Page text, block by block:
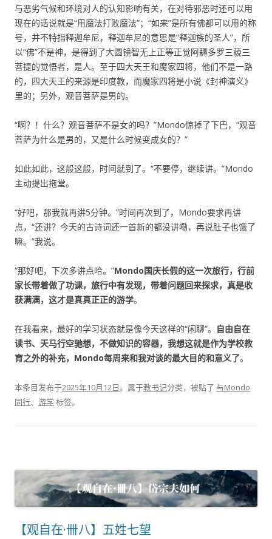
与恶劣气候和环境对人的认知影响有关，在对待邪恶时还可以用
现在的话说就是“用魔法打败魔法”；“如来”是所有佛都可以用的称
号，并不特指释迦牟尼，释迦牟尼的意思是“释迦族的圣人”，所
以“佛”不是神，是得到了大圆镜智无上正等正觉阿耨多罗三藐三
菩提的觉悟者，是人。至于四大天王和魔家四将，他们不是一路
的，四大天王的来源是印度教，而魔家四将是小说《封神演义》
里的；另外，观音菩萨是男的。
“啊？！什么？观音菩萨不是女的吗？”Mondo惊掉了下巴，“观音
菩萨为什么是男的，又是什么时候变成女的？”
如此如此，这般这般，时间就到了。“不要停，继续讲。”Mondo
主动提出拖堂。
“好吧，那我就再讲5分钟。”时间再次到了，Mondo要求再讲
点，“还讲？今天的古诗词还一首新的都没讲嘞，再说肚子也饿了
嘛。”我说。
“那好吧，下次多讲点哈。”Mondo国庆长假的这一次旅行，行前
家长带着做了功课，旅行中有发现，带着问题回来探求，真是收
获满满，这才是真真正正的游学。
在我看来，最好的学习状态就是像今天这样的“闲聊”。 自由自在
读书、天马行空驰想，不做知识的容器，我想这就是作为学校教
育之外的补充，Mondo每周来和我对谈的最大目的和意义了。
本条目发布于2025年10月12日。属于教书记分类，被贴了 与Mondo
同行、 游学标签。
【观自在·卌八】五姓七望